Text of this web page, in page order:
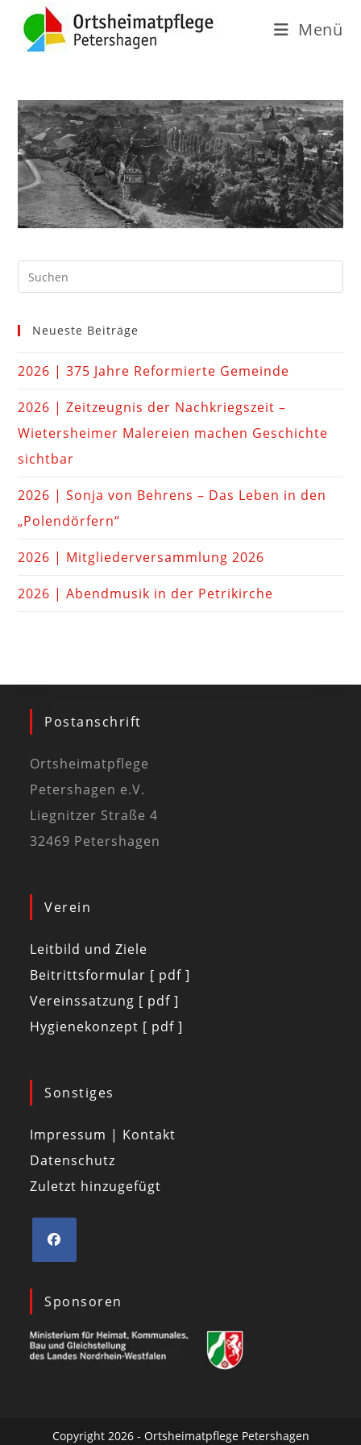
Menü
Neueste Beiträge
2026 | 375 Jahre Reformierte Gemeinde
2026 | Zeitzeugnis der Nachkriegszeit –
Wietersheimer Malereien machen Geschichte
sichtbar
2026 | Sonja von Behrens – Das Leben in den
„Polendörfern“
2026 | Mitgliederversammlung 2026
2026 | Abendmusik in der Petrikirche
Postanschrift
Ortsheimatpflege
Petershagen e.V.
Liegnitzer Straße 4
32469 Petershagen
Verein
Leitbild und Ziele
Beitrittsformular [ pdf ]
Vereinssatzung [ pdf ]
Hygienekonzept [ pdf ]
Sonstiges
Impressum | Kontakt
Datenschutz
Zuletzt hinzugefügt
Sponsoren
Copyright 2026 - Ortsheimatpflege Petershagen